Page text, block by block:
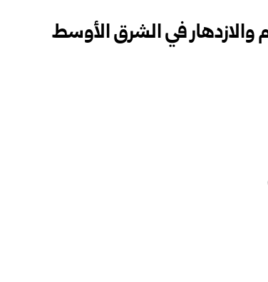
والازدهار في الشرق الأوسط